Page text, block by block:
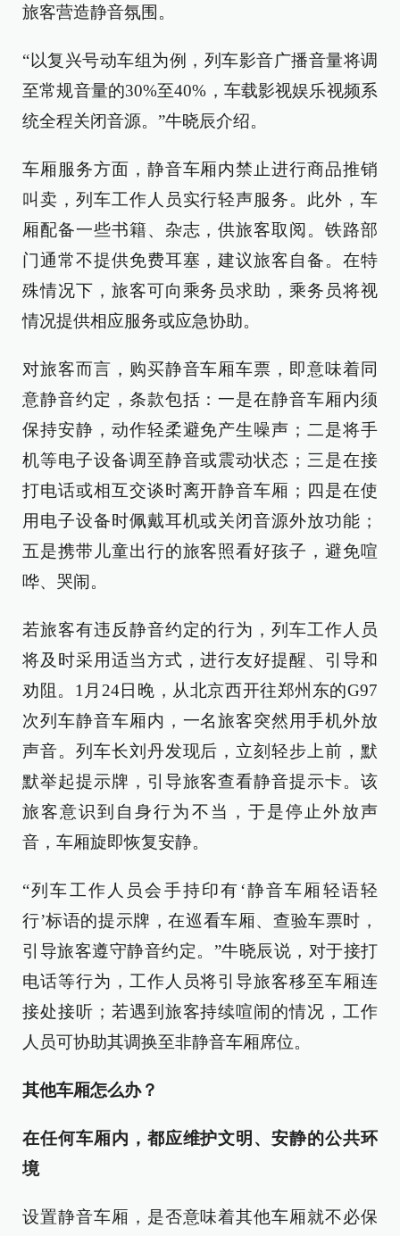
旅客营造静音氛围。
“以复兴号动车组为例，列车影音广播音量将调
至常规音量的30%至40%，车载影视娱乐视频系
统全程关闭音源。”牛晓辰介绍。
车厢服务方面，静音车厢内禁止进行商品推销
叫卖，列车工作人员实行轻声服务。此外，车
厢配备一些书籍、杂志，供旅客取阅。铁路部
门通常不提供免费耳塞，建议旅客自备。在特
殊情况下，旅客可向乘务员求助，乘务员将视
情况提供相应服务或应急协助。
对旅客而言，购买静音车厢车票，即意味着同
意静音约定，条款包括：一是在静音车厢内须
保持安静，动作轻柔避免产生噪声；二是将手
机等电子设备调至静音或震动状态；三是在接
打电话或相互交谈时离开静音车厢；四是在使
用电子设备时佩戴耳机或关闭音源外放功能；
五是携带儿童出行的旅客照看好孩子，避免喧
哗、哭闹。
若旅客有违反静音约定的行为，列车工作人员
将及时采用适当方式，进行友好提醒、引导和
劝阻。1月24日晚，从北京西开往郑州东的G97
次列车静音车厢内，一名旅客突然用手机外放
声音。列车长刘丹发现后，立刻轻步上前，默
默举起提示牌，引导旅客查看静音提示卡。该
旅客意识到自身行为不当，于是停止外放声
音，车厢旋即恢复安静。
“列车工作人员会手持印有‘静音车厢轻语轻
行’标语的提示牌，在巡看车厢、查验车票时，
引导旅客遵守静音约定。”牛晓辰说，对于接打
电话等行为，工作人员将引导旅客移至车厢连
接处接听；若遇到旅客持续喧闹的情况，工作
人员可协助其调换至非静音车厢席位。
其他车厢怎么办？
在任何车厢内，都应维护文明、安静的公共环
境
设置静音车厢，是否意味着其他车厢就不必保